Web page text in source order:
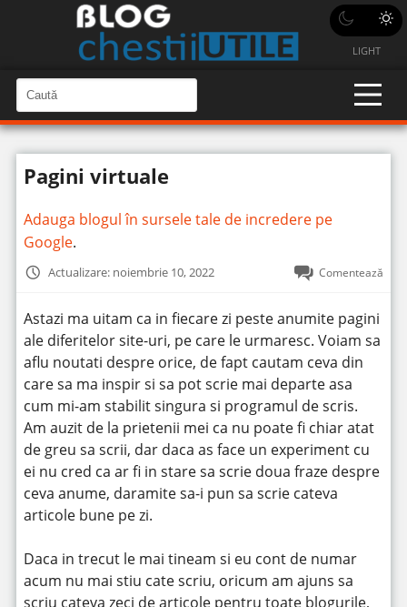
LIGHT
a
u
t
n
C
a
u
î
n
t
Pagini virtuale
Adauga blogul în sursele tale de incredere pe
Google.
Actualizare: noiembrie 10, 2022 Comentează
Astazi ma uitam ca in fiecare zi peste anumite pagini
ale diferitelor site-uri, pe care le urmaresc. Voiam sa
aflu noutati despre orice, de fapt cautam ceva din
care sa ma inspir si sa pot scrie mai departe asa
cum mi-am stabilit singura si programul de scris.
Am auzit de la prietenii mei ca nu poate fi chiar atat
de greu sa scrii, dar daca as face un experiment cu
ei nu cred ca ar fi in stare sa scrie doua fraze despre
ceva anume, daramite sa-i pun sa scrie cateva
articole bune pe zi.
Daca in trecut le mai tineam si eu cont de numar
acum nu mai stiu cate scriu, oricum am ajuns sa
scriu cateva zeci de articole pentru toate blogurile,